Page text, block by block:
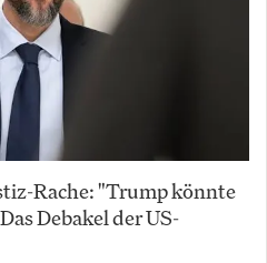
Rache: "Trump könnte
Debakel der US-